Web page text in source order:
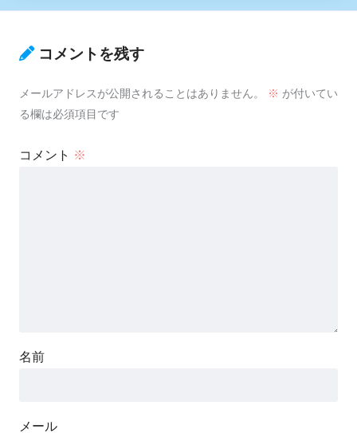
コメントを残す
メールアドレスが公開されることはありません。 ※ が付いてい
る欄は必須項目です
コメント ※
名前
メール